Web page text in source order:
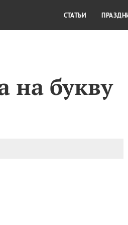
на букву
КУЛЬТУРА
СТАТЬИ